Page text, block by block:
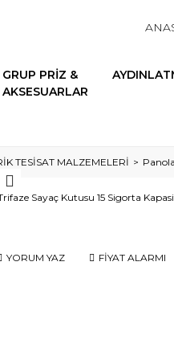
GRUP PRİZ &
AKSESUARLAR
TESİSAT MALZEMELERİ
YORUM YAZ FİYAT ALARMI